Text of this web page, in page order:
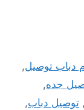
دباب توصيل,
جده,
, توصيل دباب,